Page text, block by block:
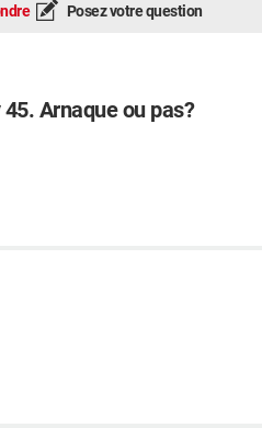
Posez votre question
Arnaque ou pas?